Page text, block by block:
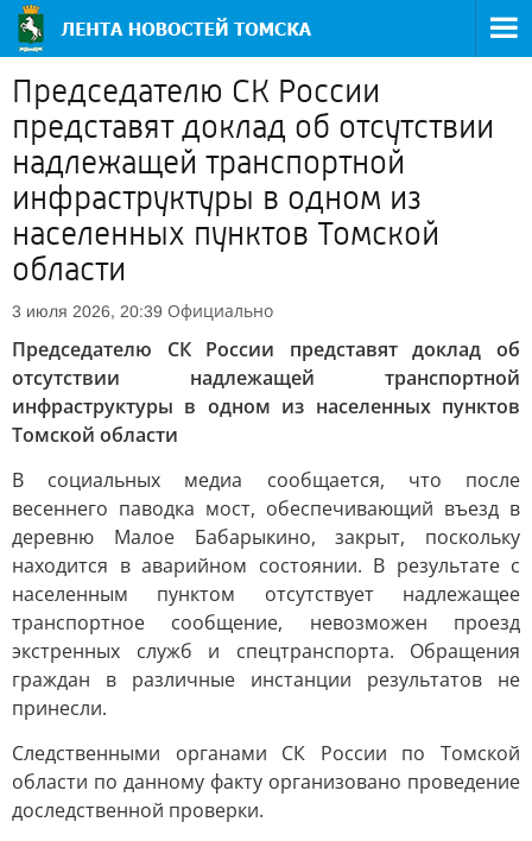
Председателю СК России
представят доклад об отсутствии
надлежащей транспортной
инфраструктуры в одном из
населенных пунктов Томской
области
3 июля 2026, 20:39 Официально
Председателю СК России представят доклад об
отсутствии надлежащей транспортной
инфраструктуры в одном из населенных пунктов
Томской области
В социальных медиа сообщается, что после
весеннего паводка мост, обеспечивающий въезд в
деревню Малое Бабарыкино, закрыт, поскольку
находится в аварийном состоянии. В результате с
населенным пунктом отсутствует надлежащее
транспортное сообщение, невозможен проезд
экстренных служб и спецтранспорта. Обращения
граждан в различные инстанции результатов не
принесли.
Следственными органами СК России по Томской
области по данному факту организовано проведение
доследственной проверки.